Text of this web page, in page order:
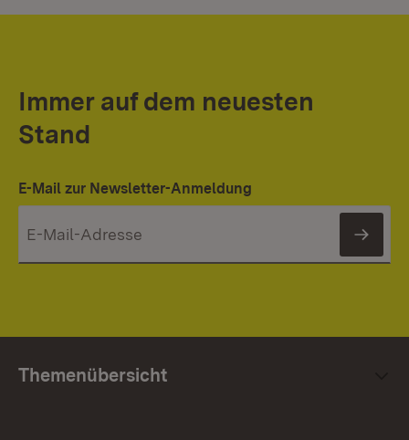
Immer auf dem neuesten
Stand
E-Mail zur Newsletter-Anmeldung
Themenübersicht